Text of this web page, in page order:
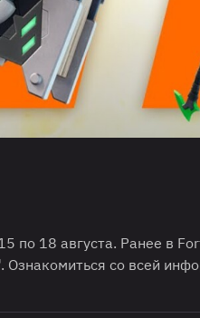
по 18 августа. Ранее в
Ознакомиться со всей